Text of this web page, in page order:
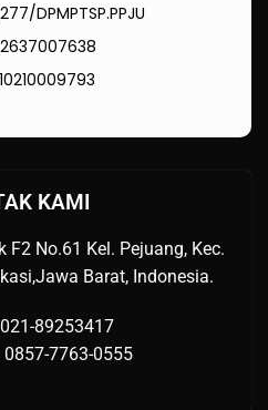
DPMPTSP.PPJU
KAMI
F2 No.61 Kel. Pejuang, Kec.
Barat, Indonesia.
89253417
0857-7763-0555